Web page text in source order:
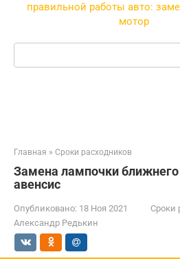
правильной работы авто:
мотор
Поиск:
Главная » Сроки расходников
Замена лампочки ближнего
авенсис
Опубликовано: 18 Ноя 2021
Сроки
Александр Редькин